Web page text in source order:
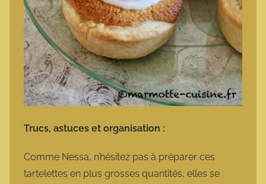
Trucs, astuces et organisation :
Comme Nessa, n’hésitez pas à préparer ces
tartelettes en plus grosses quantités, elles se